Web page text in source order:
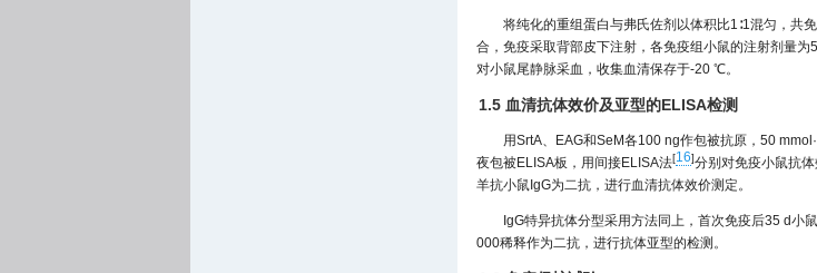
将纯化的重组蛋白与弗氏佐剂以体积比1∶1混匀，共
合，免疫采取背部皮下注射，各免疫组小鼠的注射剂量为
对小鼠尾静脉采血，收集血清保存于-20 ℃。
1.5 血清抗体效价及亚型的ELISA检测
用SrtA、EAG和SeM各100 ng作包被抗原，50
夜包被ELISA板，用间接ELISA法[16]分别对免疫小鼠抗
羊抗小鼠IgG为二抗，进行血清抗体效价测定。
IgG特异抗体分型采用方法同上，首次免疫后35 d小
000稀释作为二抗，进行抗体亚型的检测。